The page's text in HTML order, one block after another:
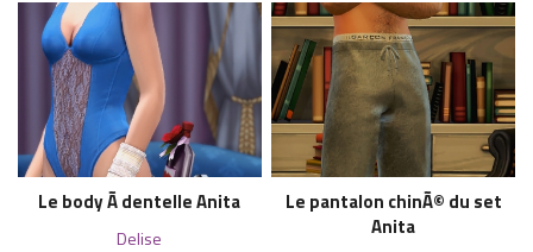
Le body Ã dentelle Anita
Delise
Le pantalon chinÃ© du set
Anita